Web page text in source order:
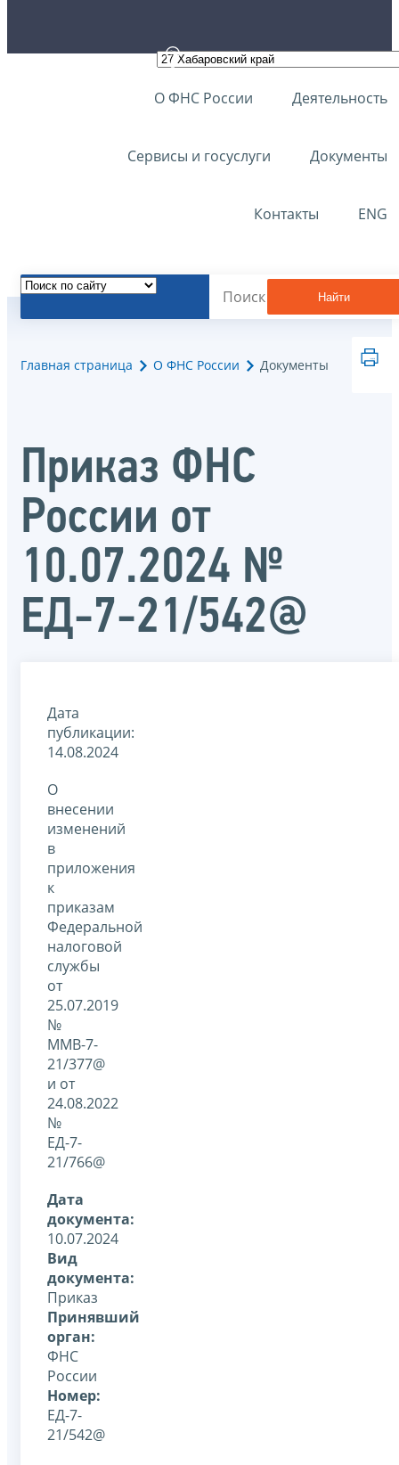
О ФНС России Деятельность
Сервисы и госуслуги Документы
Контакты ENG
Найти
Главная страница О ФНС России Документы
Приказ ФНС
России от
10.07.2024 №
ЕД-7-21/542@
Дата
публикации:
14.08.2024
О
внесении
изменений
в
приложения
к
приказам
Федеральной
налоговой
службы
от
25.07.2019
№
ММВ-7-
21/377@
и от
24.08.2022
№
ЕД-7-
21/766@
Дата
документа:
10.07.2024
Вид
документа:
Приказ
Принявший
орган:
ФНС
России
Номер:
ЕД-7-
21/542@